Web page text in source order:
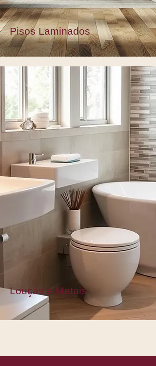
Pisos Laminados
Louças e Metais